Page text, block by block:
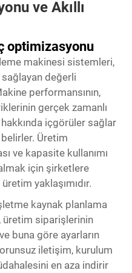
ve Akıllı
optimizasyonu
makinesi sistemleri,
değerli
performansının,
gerçek zamanlı
içgörüler sağlar
belirler. Üretim
ve kapasite kullanımı
için şirketlere
yaklaşımıdır.
kaynak planlama
üretim siparişlerinin
buna göre ayarların
iletişim, kurulum
en aza indirir